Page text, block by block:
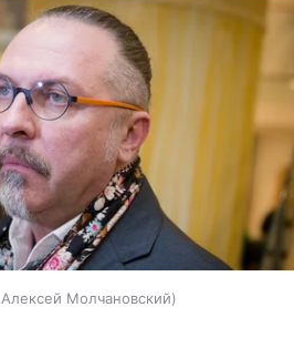
Алексей Молчановский